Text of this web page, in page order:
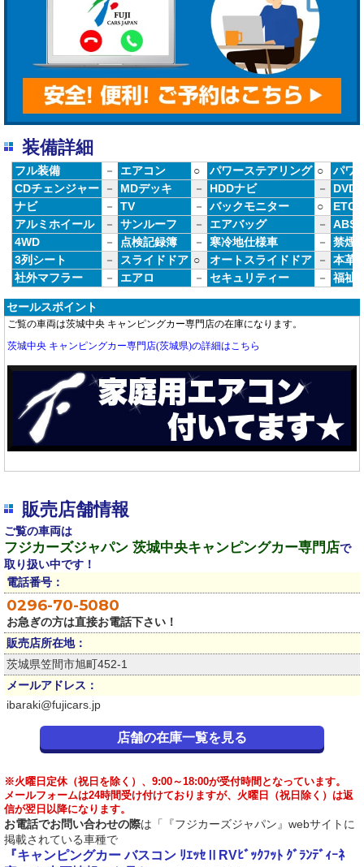
装備詳細
フル装備 － エアコン ○ パワーステアリング ○
パワ
CDチェンジャー
－ MDデッキ － HDDナビ －
DVD
ナビ
－ TV － バックモニター ○
ETC
アルミホイール
－ サンルーフ － エアバッグ －
ABS
4WD
－ 点検記録簿 － 寒冷地仕様車 －
禁煙
3列シート
－ スライドドア ○ オートスライドドア －
本革
社外マフラー
－ エアロ － セキュリティー － 福祉
セールスポイント
ご覧の車両は茨城中央 キャンピングカー専門店の在庫になります。
茨城中央 キャンピングカー専門店(茨城県)の詳細はこちら
販売店舗情報
ご覧の車両は
フジカーズジャパン 茨城中央キャンピングカー専門店で
取り扱い中です！
電話番号：
0296-70-5080
お急ぎの方は直接お電話下さい！
販売店所在地：
茨城県笠間市旭町452-1
メールアドレス：
ibaraki@fujicars.jp
店舗の在庫一覧を見る
※火曜日定休（祝日を除く）、9:00～18:00が受付時間となっています。
メールフォームは24時間受け付けておりますが、火曜日（祝日除く）は返
信が翌日以降になります。
お電話でお問い合わせの際は「『フジカーズジャパン』webサイトに
掲載されている車種で
『キャンピングカー バスコン ﾘｴｯｾⅡRVﾋﾞｯｸﾌｯﾄ ｸﾞﾗﾝﾃﾞｨｰﾈ